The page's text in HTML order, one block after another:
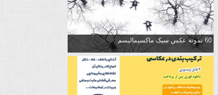
60 نمونه عکس سبک ماکسیمالیسم